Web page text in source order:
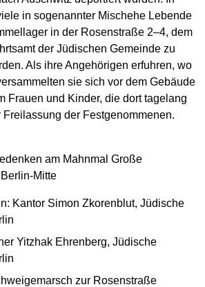
in sogenannter Mischehe Lebende
in der Rosenstraße 2–4, dem
der Jüdischen Gemeinde zu
Als ihre Angehörigen erfuhren, wo
sie sich vor dem Gebäude
Frauen und Kinder, die dort tagelang
der Festgenommenen.
am Mahnmal Große
Mitte
Kantor Simon Zkorenblut, Jüdische
Yitzhak Ehrenberg, Jüdische
zur Rosenstraße